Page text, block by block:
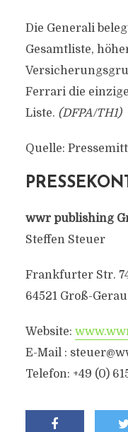
Die Generali
Gesamtliste,
Ferrari die
Liste. (DFPA/TH1)
Quelle:
wwr publishing
Steffen Steuer
Frankfurter Str.
64521 Groß-Gerau
Website:
E-Mail :
Telefon: +49 (0)